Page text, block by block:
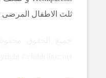
ثلث الاطفال المرضى